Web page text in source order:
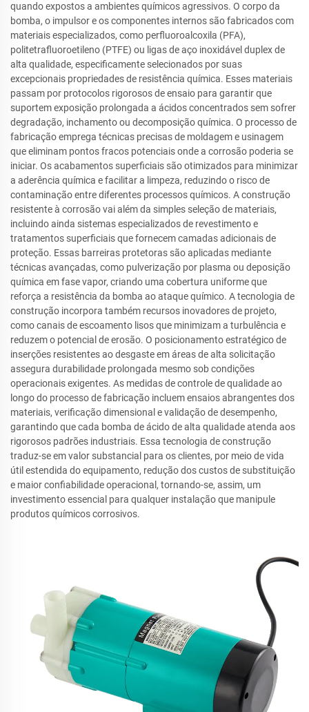
quando expostos a ambientes químicos agressivos. O corpo da
bomba, o impulsor e os componentes internos são fabricados com
materiais especializados, como perfluoroalcoxila (PFA),
politetrafluoroetileno (PTFE) ou ligas de aço inoxidável duplex de
alta qualidade, especificamente selecionados por suas
excepcionais propriedades de resistência química. Esses materiais
passam por protocolos rigorosos de ensaio para garantir que
suportem exposição prolongada a ácidos concentrados sem sofrer
degradação, inchamento ou decomposição química. O processo de
fabricação emprega técnicas precisas de moldagem e usinagem
que eliminam pontos fracos potenciais onde a corrosão poderia se
iniciar. Os acabamentos superficiais são otimizados para minimizar
a aderência química e facilitar a limpeza, reduzindo o risco de
contaminação entre diferentes processos químicos. A construção
resistente à corrosão vai além da simples seleção de materiais,
incluindo ainda sistemas especializados de revestimento e
tratamentos superficiais que fornecem camadas adicionais de
proteção. Essas barreiras protetoras são aplicadas mediante
técnicas avançadas, como pulverização por plasma ou deposição
química em fase vapor, criando uma cobertura uniforme que
reforça a resistência da bomba ao ataque químico. A tecnologia de
construção incorpora também recursos inovadores de projeto,
como canais de escoamento lisos que minimizam a turbulência e
reduzem o potencial de erosão. O posicionamento estratégico de
inserções resistentes ao desgaste em áreas de alta solicitação
assegura durabilidade prolongada mesmo sob condições
operacionais exigentes. As medidas de controle de qualidade ao
longo do processo de fabricação incluem ensaios abrangentes dos
materiais, verificação dimensional e validação de desempenho,
garantindo que cada bomba de ácido de alta qualidade atenda aos
rigorosos padrões industriais. Essa tecnologia de construção
traduz-se em valor substancial para os clientes, por meio de vida
útil estendida do equipamento, redução dos custos de substituição
e maior confiabilidade operacional, tornando-se, assim, um
investimento essencial para qualquer instalação que manipule
produtos químicos corrosivos.